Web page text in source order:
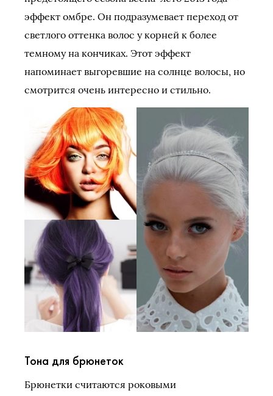
эффект омбре. Он подразумевает переход от
светлого оттенка волос у корней к более
темному на кончиках. Этот эффект
напоминает выгоревшие на солнце волосы, но
смотрится очень интересно и стильно.
Тона для брюнеток
Брюнетки считаются роковыми